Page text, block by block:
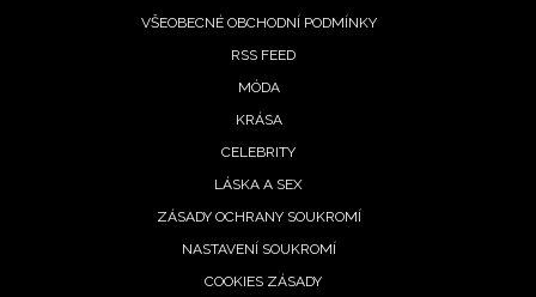
VŠEOBECNÉ OBCHODNÍ PODMÍNKY
RSS FEED
MÓDA
KRÁSA
CELEBRITY
LÁSKA A SEX
ZÁSADY OCHRANY SOUKROMÍ
NASTAVENÍ SOUKROMÍ
COOKIES ZÁSADY